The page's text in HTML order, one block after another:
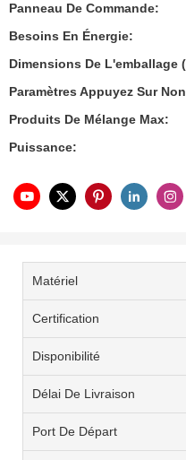
Panneau De Commande:
Besoins En Énergie:
Dimensions De L'emballage
Paramètres Appuyez Sur
Produits De Mélange Max:
Puissance:
Matériel
Certification
Disponibilité
Délai De Livraison
Port De Départ